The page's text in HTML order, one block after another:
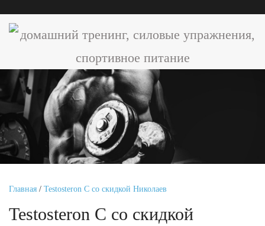
Главная / Testosteron C со скидкой Николаев
Testosteron C со скидкой